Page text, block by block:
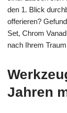
den 1. Blick
offerieren?
Set, Chrom
nach Ihrem
Jahren